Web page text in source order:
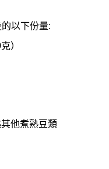
以下份量:
）
他煮熟豆類